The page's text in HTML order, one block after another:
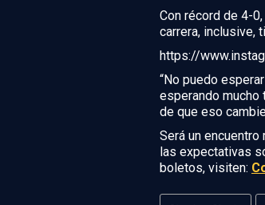
Con récord de 4-0,
carrera, inclusive,
https://
“No puedo
esperando mucho
de que eso
Será un
las expectativas
boletos, visiten: